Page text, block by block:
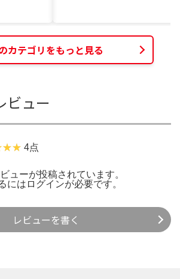
カテゴリをもっと見る
ビュー
4点
ューが投稿されています。
には ログインが必要です。
レビューを書く